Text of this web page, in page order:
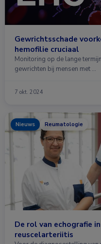
Gewrichtsschade
hemofilie cruciaal
Monitoring op de lange
gewrichten bij mensen met …
7 okt. 2024
Nieuws Reumatologie
De rol van echografie
reuscelarteriitis